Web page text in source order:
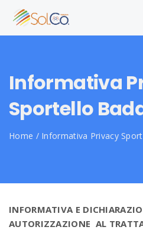
Informativa
Sportello
Home / Informativa Privacy
INFORMATIVA E
AUTORIZZAZIONE AL